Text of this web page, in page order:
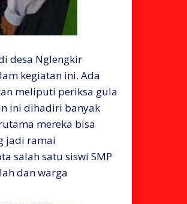
desa Nglengkir
kegiatan ini. Ada
meliputi periksa gula
ini dihadiri banyak
mereka bisa
jadi ramai
salah satu siswi SMP
dan warga